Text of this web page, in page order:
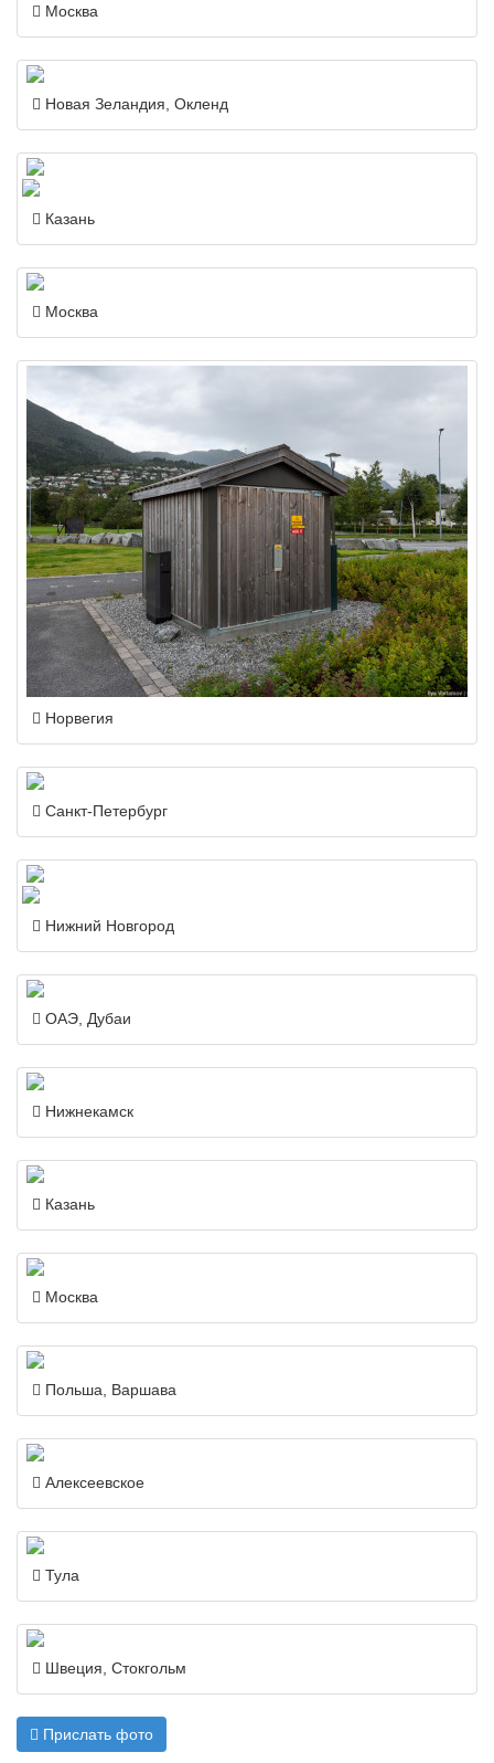
Москва
Новая Зеландия, Окленд
Казань
Москва
Норвегия
Санкт-Петербург
Нижний Новгород
ОАЭ, Дубаи
Нижнекамск
Казань
Москва
Польша, Варшава
Алексеевское
Тула
Швеция, Стокгольм
Прислать фото